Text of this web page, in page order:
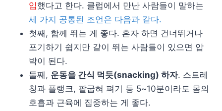
입했다고 한다. 클럽에서 만난 사람들이 말하는
세 가지 공통된 조언은 다음과 같다.
첫째, 함께 뛰는 게 좋다. 혼자 하면 건너뛰거나
포기하기 쉽지만 같이 뛰는 사람들이 있으면 압
박이 된다.
둘째, 운동을 간식 먹듯(snacking) 하자. 스트레
칭과 플랭크, 팔굽혀 펴기 등 5~10분이라도 몸의
호흡과 근육에 집중하는 게 좋다.